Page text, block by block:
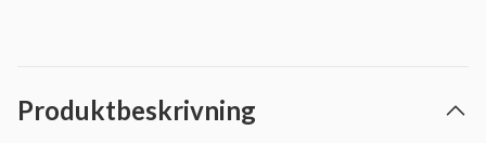
Produktbeskrivning